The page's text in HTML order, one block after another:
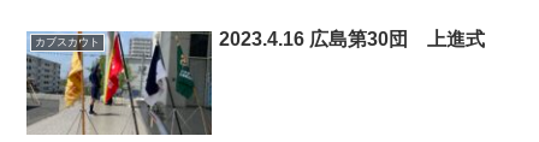
カブスカウト 2023.4.16 広島第30団 上進式